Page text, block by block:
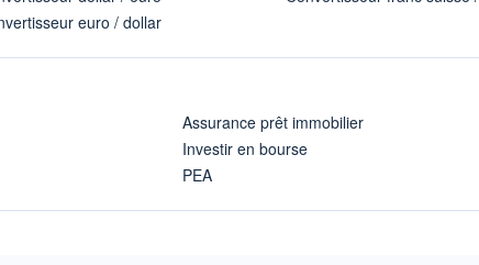
euro / dollar
Assurance prêt immobilier
Investir en bourse
PEA